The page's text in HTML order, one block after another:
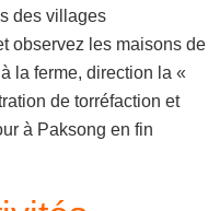
des villages
observez les maisons de
la ferme, direction la «
de torréfaction et
à Paksong en fin